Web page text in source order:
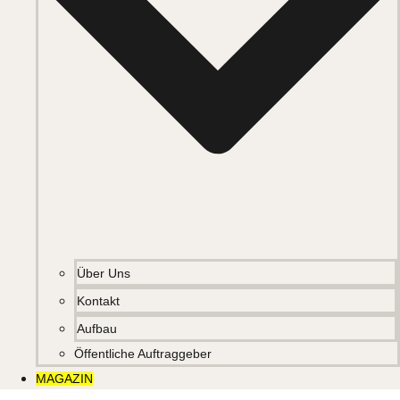
Über Uns
Kontakt
Aufbau
Öffentliche Auftraggeber
MAGAZIN